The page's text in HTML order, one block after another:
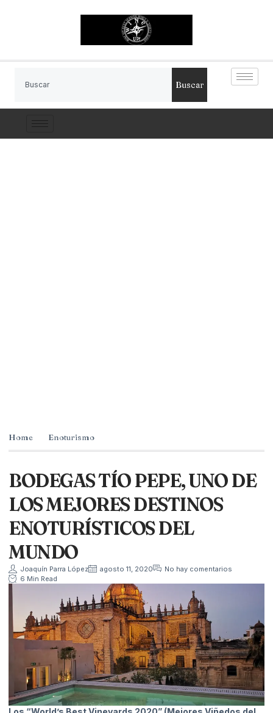
Buscar
Home Enoturismo
BODEGAS TÍO PEPE, UNO DE
LOS MEJORES DESTINOS
ENOTURÍSTICOS DEL
MUNDO
Joaquín Parra López agosto 11, 2020
No hay comentarios
6 Min Read